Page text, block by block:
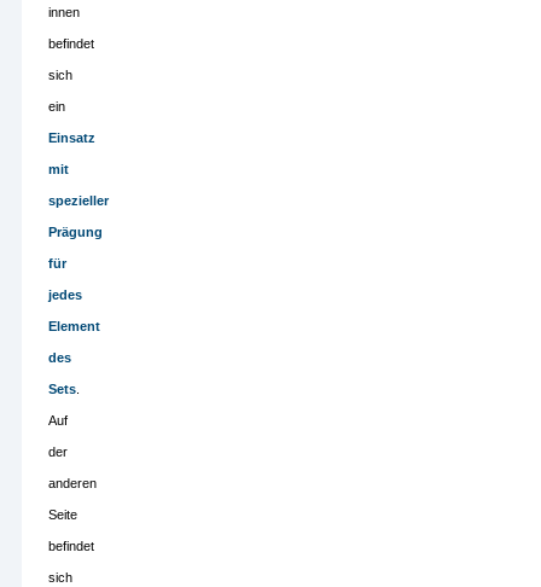
innen
befindet
sich
ein
Einsatz
mit
spezieller
Prägung
für
jedes
Element
des
Sets
Auf
der
anderen
Seite
befindet
sich